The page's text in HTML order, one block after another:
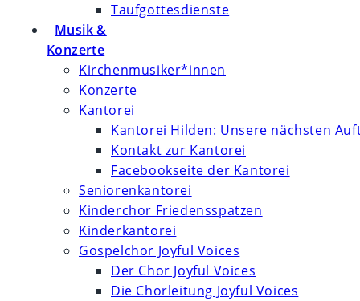
Taufgottesdienste
Musik &
Konzerte
Kirchenmusiker*innen
Konzerte
Kantorei
Kantorei Hilden: Unsere nächsten
Kontakt zur Kantorei
Facebookseite der Kantorei
Seniorenkantorei
Kinderchor Friedensspatzen
Kinderkantorei
Gospelchor Joyful Voices
Der Chor Joyful Voices
Die Chorleitung Joyful Voices